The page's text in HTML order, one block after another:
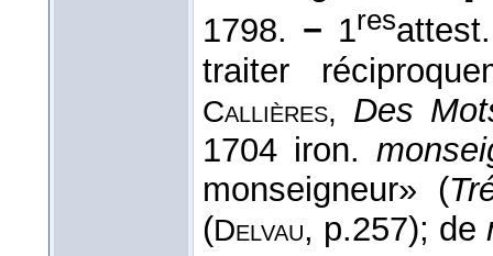
1798. − 1res
traiter
Callières, Des
1704 iron.
monseigneur» (
(Delvau, p.257); de